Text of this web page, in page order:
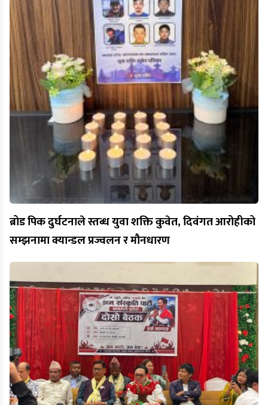
ब्रोड पिक दुर्घटनाले स्तब्ध युवा शक्ति कुवेत, दिवंगत आरोहीको
सम्झनामा क्यान्डल प्रज्वलन र मौनधारण